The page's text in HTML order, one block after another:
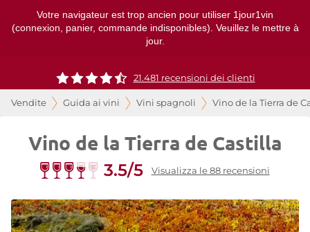
Votre navigateur est trop ancien pour utiliser 1jour1vin
(connexion, panier, commande indisponibles). Veuillez le mettre à
jour.
21.481 recensioni dei clienti
Vendite Guida ai vini Vini spagnoli Vino de la Tierra de
Vino de la Tierra de Castilla
3.5/5 Visualizza le 88 recensioni